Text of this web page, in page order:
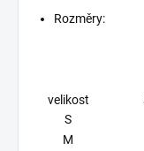
Rozměry:
velikost
S
M